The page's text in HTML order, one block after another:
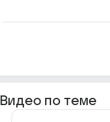
Видео по теме